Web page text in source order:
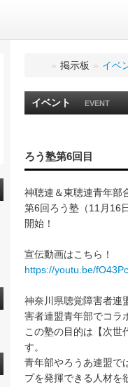
» 掲示板 » イベ
イベント EVENT
ろう塾第6回目
神聴連＆東聴連青年部
第6回ろう塾（11月16
開始！
宣伝動画はこちら！
https://youtu.be/
神奈川県聴覚障害者連
害者連盟青年部でコラ
この塾の目的は【次世
す。
青年部やろうあ連盟で
プを発揮できる人材を